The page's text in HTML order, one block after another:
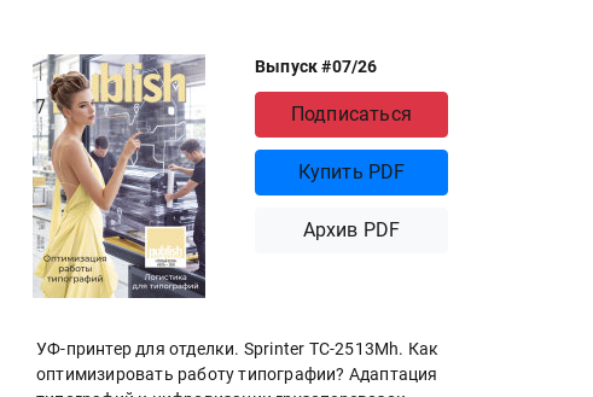
Выпуск #07/26
Подписаться
Купить PDF
Архив PDF
УФ-принтер для отделки. Sprinter ТС-2513Mh. Как
оптимизировать работу типографии? Адаптация